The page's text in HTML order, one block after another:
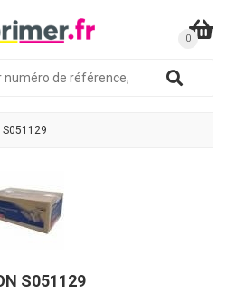
S051129
S051129